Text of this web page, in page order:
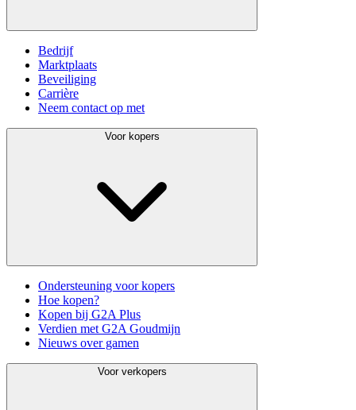
Bedrijf
Marktplaats
Beveiliging
Carrière
Neem contact op met
Voor kopers
Ondersteuning voor kopers
Hoe kopen?
Kopen bij G2A Plus
Verdien met G2A Goudmijn
Nieuws over gamen
Voor verkopers